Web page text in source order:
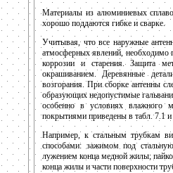
Материалы из алюминиевых
хорошо поддаются гибке и сварке.
Учитывая, что все наружные
атмосферных явлений, необходимо
коррозии и старения. Защита
окрашиванием. Деревянные
возгорания. При сборке антенны
образующих недопустимые
особенно в условиях влажного
покрытиями приведены в табл. 7.1
Например, к стальным трубкам
способами: зажимом под
лужением конца медной жилы;
конца жилы и части поверхности